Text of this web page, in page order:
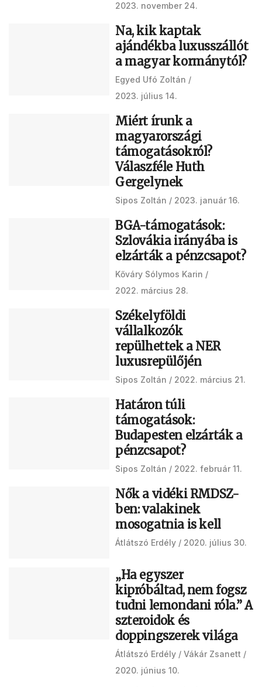
2023. november 24.
Na, kik kaptak
ajándékba luxusszállót
a magyar kormánytól?
Egyed Ufó Zoltán
2023. július 14.
Miért írunk a
magyarországi
támogatásokról?
Válaszféle Huth
Gergelynek
Sipos Zoltán 2023. január 16.
BGA-támogatások:
Szlovákia irányába is
elzárták a pénzcsapot?
Kőváry Sólymos Karin
2022. március 28.
Székelyföldi
vállalkozók
repülhettek a NER
luxusrepülőjén
Sipos Zoltán 2022. március 21.
Határon túli
támogatások:
Budapesten elzárták a
pénzcsapot?
Sipos Zoltán 2022. február 11.
Nők a vidéki RMDSZ-
ben: valakinek
mosogatnia is kell
Átlátszó Erdély 2020. július 30.
„Ha egyszer
kipróbáltad, nem fogsz
tudni lemondani róla.” A
szteroidok és
doppingszerek világa
Átlátszó Erdély
Vákár Zsanett
2020. június 10.